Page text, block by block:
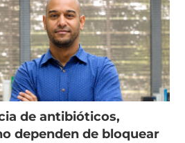
de antibióticos,
dependen de bloquear